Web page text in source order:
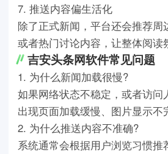
7. 推送内容偏生活化
除了正式新闻，平台还会推荐周
或者热门讨论内容，让整体阅读
吉安头条网软件常见问题
1. 为什么新闻加载很慢?
如果网络状态不稳定，或者访问
出现页面加载缓慢、图片显示不
2. 为什么推送内容不准确?
系统通常会根据用户浏览习惯推